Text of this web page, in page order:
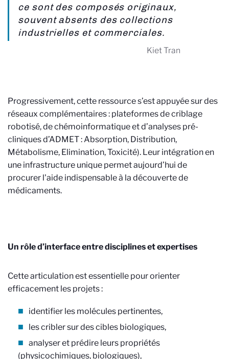
ce sont des composés originaux,
souvent absents des collections
industrielles et commerciales.
Kiet Tran
Progressivement, cette ressource s’est appuyée sur des
réseaux complémentaires : plateformes de criblage
robotisé, de chémoinformatique et d’analyses pré-
cliniques d’ADMET : Absorption, Distribution,
Métabolisme, Elimination, Toxicité). Leur intégration en
une infrastructure unique permet aujourd’hui de
procurer l'aide indispensable à la découverte de
médicaments.
Un rôle d’interface entre disciplines et expertises
Cette articulation est essentielle pour orienter
efficacement les projets :
identifier les molécules pertinentes,
les cribler sur des cibles biologiques,
analyser et prédire leurs propriétés
(physicochimiques, biologiques),